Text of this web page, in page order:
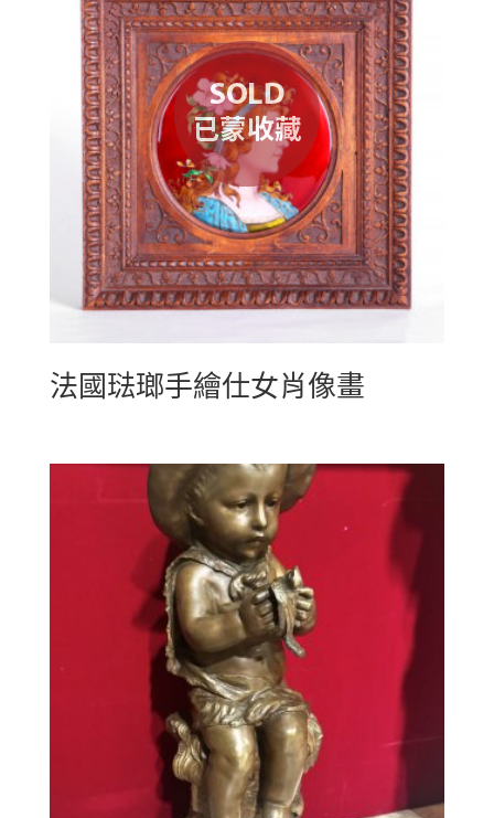
法國琺瑯手繪仕女肖像畫